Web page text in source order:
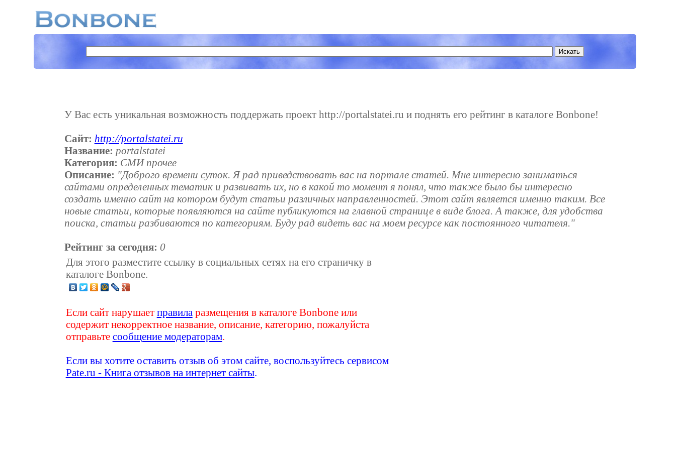
У Вас есть уникальная возможность поддержать проект http://portalstatei.ru и поднять его рейтинг в каталоге Bonbone!
Сайт: http://portalstatei.ru
Название: portalstatei
Категория: СМИ прочее
Описание: "Доброго времени суток. Я рад приведствовать вас на портале статей. Мне интересно заниматься
сайтами определенных тематик и развивать их, но в какой то момент я понял, что также было бы интересно
создать именно сайт на котором будут статьи различных направленностей. Этот сайт является именно таким. Все
новые статьи, которые появляются на сайте публикуются на главной странице в виде блога. А также, для удобства
поиска, статьи разбиваются по категориям. Буду рад видеть вас на моем ресурсе как постоянного читателя."
Рейтинг за сегодня: 0
Для этого разместите ссылку в социальных сетях на его страничку в
каталоге Bonbone.
Если сайт нарушает правила размещения в каталоге Bonbone или
содержит некорректное название, описание, категорию, пожалуйста
отправьте сообщение модераторам.
Если вы хотите оставить отзыв об этом сайте, воспользуйтесь сервисом
Pate.ru - Книга отзывов на интернет сайты.